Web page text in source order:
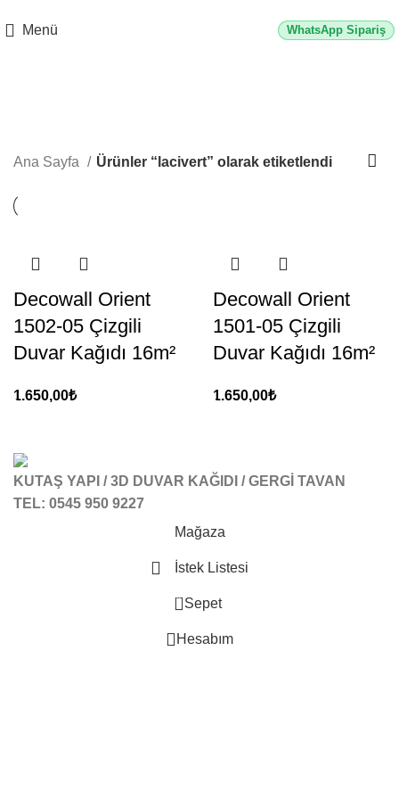
Menü WhatsApp Sipariş
Ana Sayfa Ürünler “lacivert” olarak etiketlendi
Decowall Orient
1502-05 Çizgili
Duvar Kağıdı 16m²
1.650,00₺
Decowall Orient
1501-05 Çizgili
Duvar Kağıdı 16m²
1.650,00₺
KUTAŞ YAPI / 3D DUVAR KAĞIDI / GERGİ TAVAN
TEL: 0545 950 9227
Mağaza
İstek Listesi
0 Sepet
Hesabım